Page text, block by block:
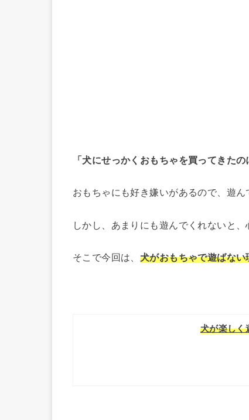
「犬にせっかくおもちゃを買ってきた
おもちゃにも好き嫌いがあるので、遊
しかし、あまりにも遊んでくれないと、
そこで今回は、 犬がおもちゃで遊ばな
犬が楽しく